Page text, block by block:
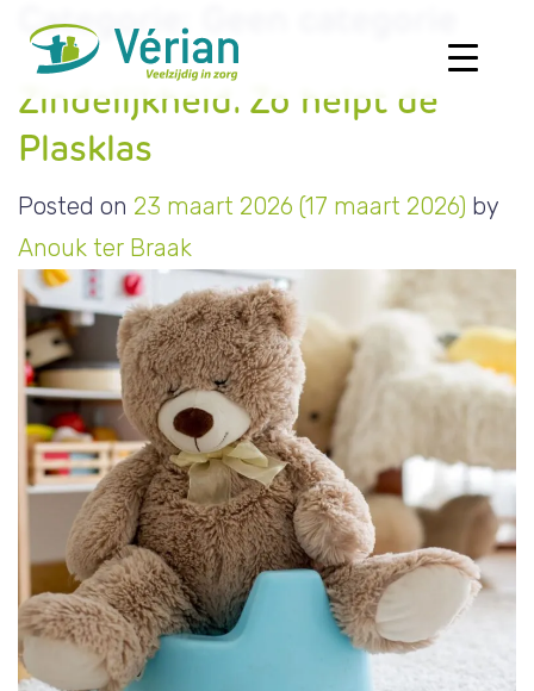
Categorie:
Zindelijkheid. Zo helpt de
Plasklas
Posted on 23 maart 2026 (17 maart 2026) by
Anouk ter Braak